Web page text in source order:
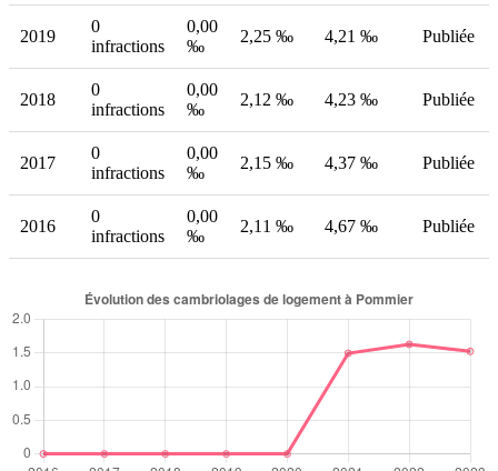
2019
0
infractions
0,00
‰
2,25 ‰ 4,21 ‰ Publiée
2018
0
infractions
0,00
‰
2,12 ‰ 4,23 ‰ Publiée
2017
0
infractions
0,00
‰
2,15 ‰ 4,37 ‰ Publiée
2016
0
infractions
0,00
‰
2,11 ‰ 4,67 ‰ Publiée